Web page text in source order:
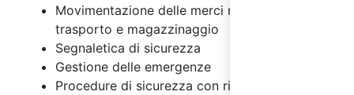
Movimentazione delle merci nelle attività di
trasporto e magazzinaggio
Segnaletica di sicurezza
Gestione delle emergenze
Procedure di sicurezza con riferimento al